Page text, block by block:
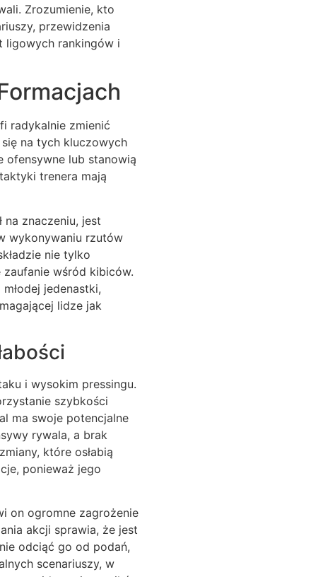
Zrozumienie, kto
przewidzenia
ligowych rankingów i
radykalnie zmienić
na tych kluczowych
ofensywne lub stanowią
trenera mają
znaczeniu, jest
wykonywaniu rzutów
nie tylko
zaufanie wśród kibiców.
jedenastki,
lidze jak
i wysokim pressingu.
szybkości
ma swoje potencjalne
rywala, a brak
które osłabią
ponieważ jego
on ogromne zagrożenie
akcji sprawia, że jest
odciąć go od podań,
scenariuszy, w